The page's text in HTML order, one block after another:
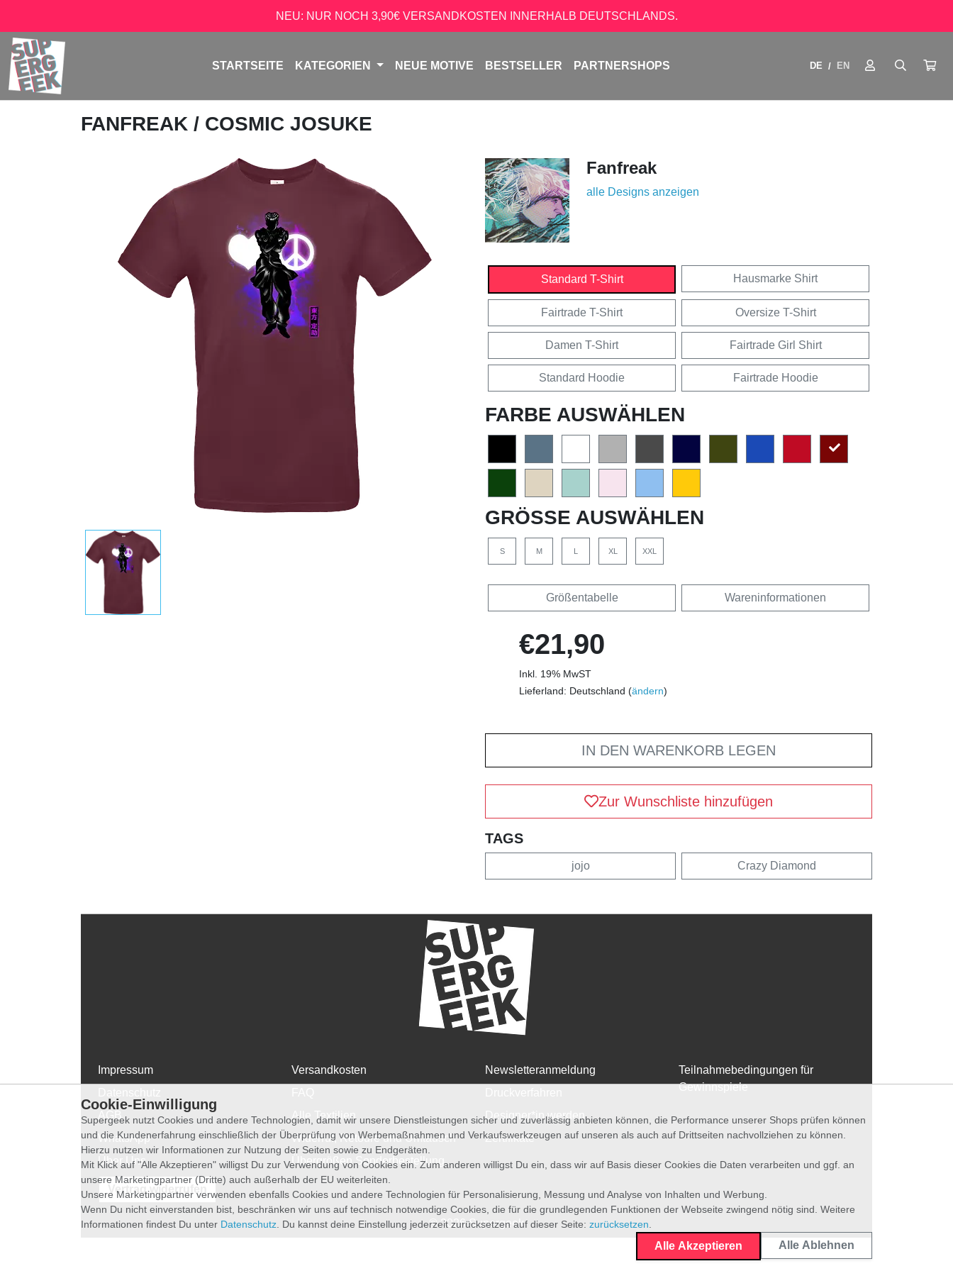
NEU: NUR NOCH 3,90€ VERSANDKOSTEN INNERHALB DEUTSCHLANDS.
STARTSEITE KATEGORIEN NEUE MOTIVE BESTSELLER PARTNERSHOPS DE / EN
FANFREAK / COSMIC JOSUKE
Fanfreak
alle Designs anzeigen
Standard T-Shirt Hausmarke Shirt
Fairtrade T-Shirt Oversize T-Shirt
Damen T-Shirt Fairtrade Girl Shirt
Standard Hoodie Fairtrade Hoodie
FARBE AUSWÄHLEN
GRÖSSE AUSWÄHLEN
S M L XL XXL
Größentabelle Wareninformationen
€21,90
Inkl. 19% MwST
Lieferland: Deutschland (ändern)
IN DEN WARENKORB LEGEN
Zur Wunschliste hinzufügen
TAGS
jojo Crazy Diamond
Impressum
WhatsApp
Über Uns
Versandkosten
Alle Textilien
Widerruf, Retoure und Umtausch
Übergrößen Sonderbestellung
Newsletteranmeldung
Designer*in werden
Zertifikate
Teilnahmebedingungen für
Gewinnspiele
Vertrag widerrufen
© 2026 Supergeek
Cookie-Einwilligung
Supergeek nutzt Cookies und andere Technologien, damit wir unsere Dienstleistungen sicher und zuverlässig anbieten können, die Performance unserer Shops prüfen können
und die Kundenerfahrung einschließlich der Überprüfung von Werbemaßnahmen und Verkaufswerkzeugen auf unseren als auch auf Drittseiten nachvollziehen zu können.
Hierzu nutzen wir Informationen zur Nutzung der Seiten sowie zu Endgeräten.
Mit Klick auf "Alle Akzeptieren" willigst Du zur Verwendung von Cookies ein. Zum anderen willigst Du ein, dass wir auf Basis dieser Cookies die Daten verarbeiten und ggf. an
unsere Marketingpartner (Dritte) auch außerhalb der EU weiterleiten.
Unsere Marketingpartner verwenden ebenfalls Cookies und andere Technologien für Personalisierung, Messung und Analyse von Inhalten und Werbung.
Wenn Du nicht einverstanden bist, beschränken wir uns auf technisch notwendige Cookies, die für die grundlegenden Funktionen der Webseite zwingend nötig sind. Weitere
Informationen findest Du unter Datenschutz . Du kannst deine Einstellung jederzeit zurücksetzen auf dieser Seite: zurücksetzen
Alle Akzeptieren Alle Ablehnen